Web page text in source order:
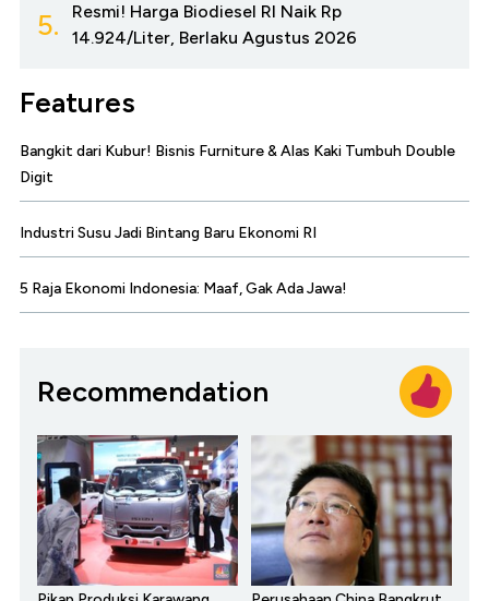
5.
Resmi! Harga Biodiesel RI Naik Rp
14.924/Liter, Berlaku Agustus 2026
Features
Bangkit dari Kubur! Bisnis Furniture & Alas Kaki Tumbuh Double
Digit
Industri Susu Jadi Bintang Baru Ekonomi RI
5 Raja Ekonomi Indonesia: Maaf, Gak Ada Jawa!
Recommendation